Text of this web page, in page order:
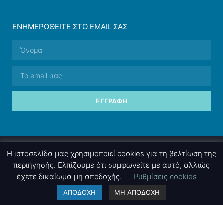
ΕΝΗΜΕΡΩΘΕΊΤΕ ΣΤΟ EMAIL ΣΑΣ
ΕΓΓΡΑΦΉ
nettings, ltd . Powered bymgk
Η ιστοσελίδα μας χρησιμοποιεί cookies για τη βελτίωση της
περιήγησής. Ελπίζουμε ότι συμφωνείτε με αυτό, αλλιώς
έχετε δικαίωμα μη αποδοχής.
Ρυθμίσεις cookies
ΑΠΟΔΟΧΗ ΜΗ ΑΠΟΔΟΧΗ